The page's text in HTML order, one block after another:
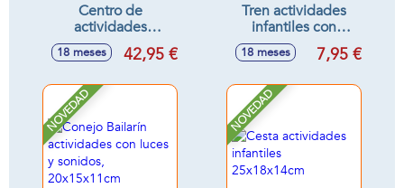
Centro de
actividades
infantiles con luces
y sonidos
18 meses 42,95 €
Tren actividades
infantiles con
sonidos
16'5x8'5x11cm -
18 meses 7,95 €
NOVEDAD NOVEDAD